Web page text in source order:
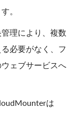
。
理により、複数
必要がなく、フ
ェブサービスへ
は